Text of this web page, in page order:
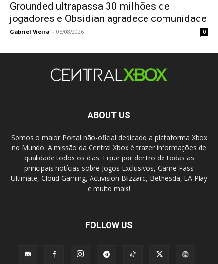
Grounded ultrapassa 30 milhões de
jogadores e Obsidian agradece comunidade
Gabriel Vieira - 05/08/2026 0
ABOUT US
Somos o maior Portal não-oficial dedicado a plataforma Xbox
no Mundo. A missão da Central Xbox é trazer informações de
qualidade todos os dias. Fique por dentro de todas as
principais notícias sobre Jogos Exclusivos, Game Pass
Ultimate, Cloud Gaming, Activision Blizzard, Bethesda, EA Play
e muito mais!
FOLLOW US